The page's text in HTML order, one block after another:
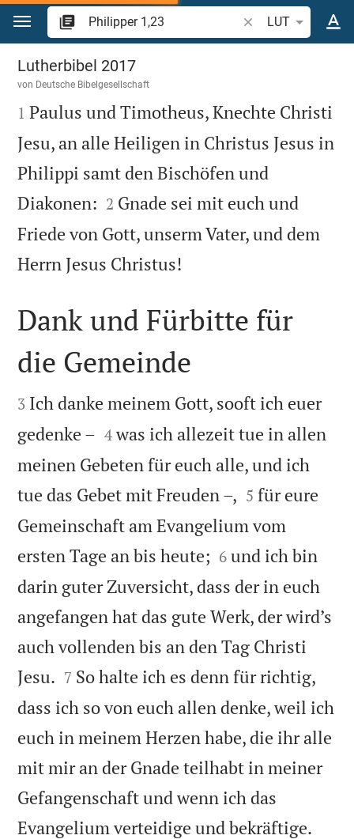
Zum Inhalt springen
Bibelstelle oder
LUT
Philipper 1
Lutherbibel 2017
von Deutsche Bibelgesellschaft

1 Paulus und Timotheus, Knechte Christi
Jesu, an alle Heiligen in Christus Jesus in
Philippi samt den Bischöfen und
Diakonen: 

2 Gnade sei mit euch und
Friede von Gott, unserm Vater, und dem
Herrn Jesus Christus!

Dank und Fürbitte für
die Gemeinde

3 Ich danke meinem Gott, sooft ich euer
gedenke – 

4 was ich allezeit tue in allen
meinen Gebeten für euch alle, und ich
tue das Gebet mit Freuden –, 

5 für eure
Gemeinschaft am Evangelium vom
ersten Tage an bis heute; 

6 und ich bin
darin guter Zuversicht, dass der in euch
angefangen hat das gute Werk, der wird’s
auch vollenden bis an den Tag Christi
Jesu. 

7 So halte ich es denn für richtig,
dass ich so von euch allen denke, weil ich
euch in meinem Herzen habe, die ihr alle
mit mir an der Gnade teilhabt in meiner
Gefangenschaft und wenn ich das
Evangelium verteidige und bekräftige.